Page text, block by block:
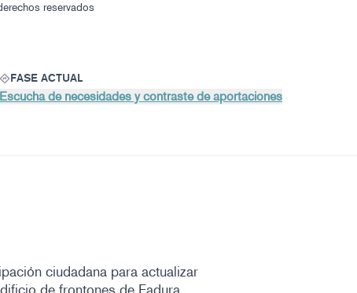
reservados
FASE ACTUAL
Escucha de necesidades y contraste de aportaciones
ciudadana para actualizar